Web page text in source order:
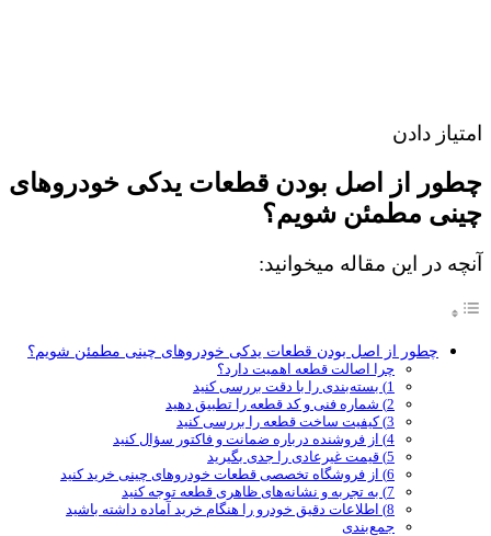
امتیاز دادن
چطور از اصل بودن قطعات یدکی خودروهای
چینی مطمئن شویم؟
آنچه در این مقاله میخوانید:
چطور از اصل بودن قطعات یدکی خودروهای چینی مطمئن شویم؟
چرا اصالت قطعه اهمیت دارد؟
1) بسته‌بندی را با دقت بررسی کنید
2) شماره فنی و کد قطعه را تطبیق دهید
3) کیفیت ساخت قطعه را بررسی کنید
4) از فروشنده درباره ضمانت و فاکتور سؤال کنید
5) قیمت غیرعادی را جدی بگیرید
6) از فروشگاه تخصصی قطعات خودروهای چینی خرید کنید
7) به تجربه و نشانه‌های ظاهری قطعه توجه کنید
8) اطلاعات دقیق خودرو را هنگام خرید آماده داشته باشید
جمع‌بندی